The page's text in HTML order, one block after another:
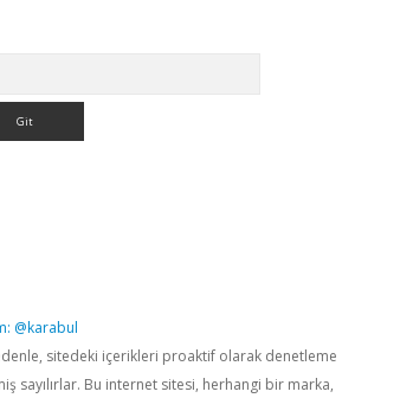
@karabul
sitedeki içerikleri proaktif olarak denetleme
sayılırlar. Bu internet sitesi, herhangi bir marka,